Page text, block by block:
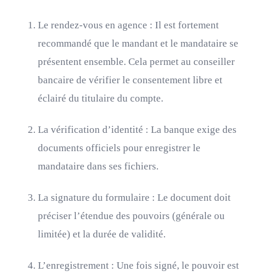
Le rendez-vous en agence : Il est fortement
recommandé que le mandant et le mandataire se
présentent ensemble. Cela permet au conseiller
bancaire de vérifier le consentement libre et
éclairé du titulaire du compte.
La vérification d’identité : La banque exige des
documents officiels pour enregistrer le
mandataire dans ses fichiers.
La signature du formulaire : Le document doit
préciser l’étendue des pouvoirs (générale ou
limitée) et la durée de validité.
L’enregistrement : Une fois signé, le pouvoir est